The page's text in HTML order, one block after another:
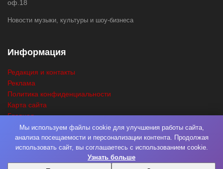
оф.18
Новости музыки, культуры и шоу-бизнеса
Информация
Редакция и контакты
Реклама
Политика конфиденциальности
Карта сайта
Главная
Поиск
© 2026Нота Миру. РазработкаФабрика Медиа Мьюзик. Все права
Мы используем файлы cookie для улучшения работы сайта,
анализа посещаемости и персонализации контента. Продолжая
использовать сайт, вы соглашаетесь с использованием cookie.
Узнать больше